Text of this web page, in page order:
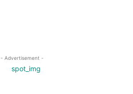
- Advertisement -